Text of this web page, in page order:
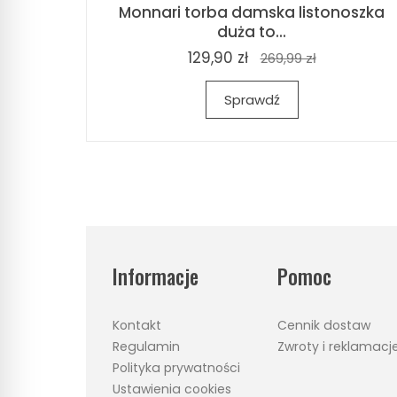
Monnari torba damska listonoszka
duża to...
129,90 zł
269,99 zł
Sprawdź
Informacje
Kontakt
Regulamin
Polityka prywatności
Ustawienia cookies
Pomoc
Cennik dostaw
Zwroty i